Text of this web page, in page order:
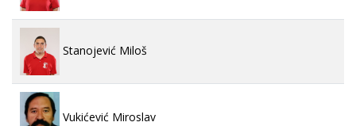
Stanojević Miloš
Vukićević Miroslav